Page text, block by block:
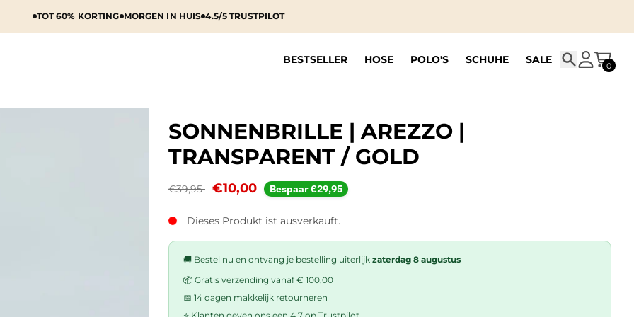
TOT 60% KORTING MORGEN IN HUIS 4.5/5 TRUSTPILOT
BESTSELLER HOSE POLO'S SCHUHE SALE
Suchen
Konto
0
Karren
SONNENBRILLE | AREZZO |
TRANSPARENT / GOLD
€39,95 €10,00 Bespaar €29,95
Dieses Produkt ist ausverkauft.
🚚 Bestel nu en ontvang je bestelling uiterlijk zaterdag 8 augustus
📦 Gratis verzending vanaf € 100,00
📅 14 dagen makkelijk retourneren